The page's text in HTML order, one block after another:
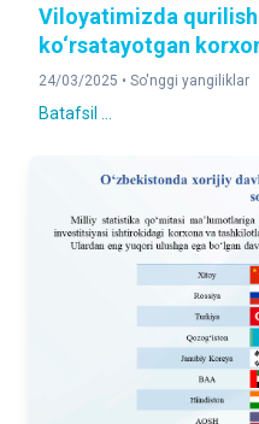
Viloyatimizda
ko‘rsatayotgan
24/03/2025 • So'nggi yangiliklar
Batafsil ...